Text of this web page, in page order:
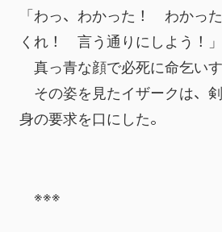
「わっ、わかった！　わかっ
くれ！　言う通りにしよう！」
真っ青な顔で必死に命乞いす
その姿を見たイザークは、
身の要求を口にした。
※※※